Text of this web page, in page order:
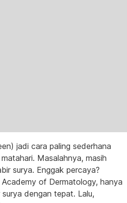
jadi cara paling sederhana
Masalahnya, masih
surya. Enggak percaya?
of Dermatology, hanya
dengan tepat. Lalu,